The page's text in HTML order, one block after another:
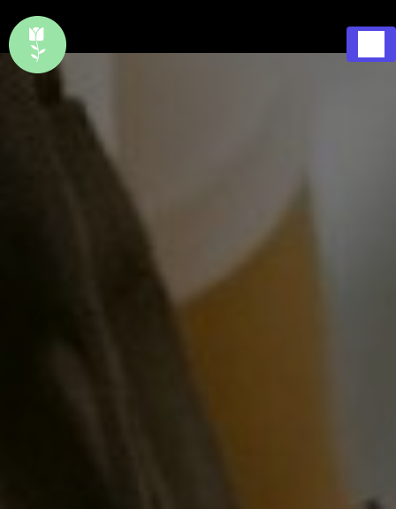
1 Rue Saint Pierre 37290 Preuilly-sur-Claise
02 47 94 63 91
7j/7, 365j